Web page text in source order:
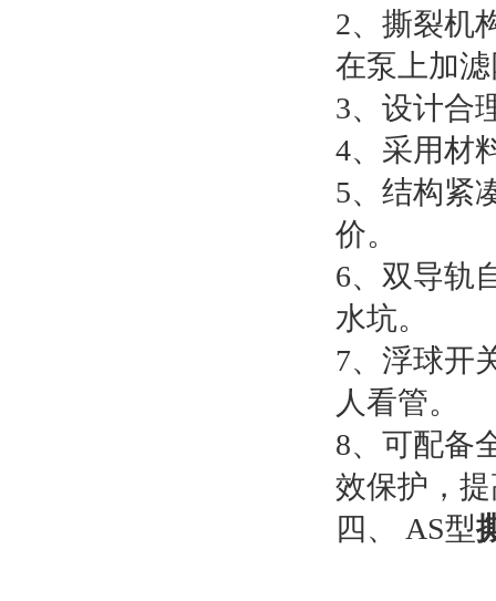
2、撕裂机
在泵上加
3、设计合
4、采用材
5、结构紧
价。
6、双导轨
水坑。
7、浮球开
人看管。
8、可配备
效保护，
四、 AS型